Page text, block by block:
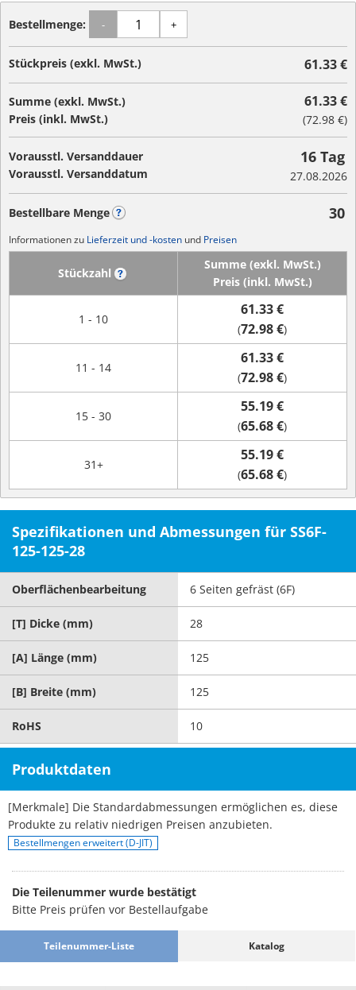
Bestellmenge: - +
Stückpreis (exkl. MwSt.) 61.33 €
Summe (exkl. MwSt.)
Preis (inkl. MwSt.)
61.33 €
(72.98 €)
Vorausstl. Versanddauer
Vorausstl. Versanddatum
16 Tag
27.08.2026
Bestellbare Menge 30
Informationen zu Lieferzeit und -kosten und Preisen
Stückzahl
Summe (exkl. MwSt.)
Preis (inkl. MwSt.)
1 - 10
61.33 €
(72.98 €)
11 - 14
61.33 €
(72.98 €)
15 - 30
55.19 €
(65.68 €)
31+
55.19 €
(65.68 €)
Spezifikationen und Abmessungen für SS6F-
125-125-28
Oberflächenbearbeitung 6 Seiten gefräst (6F)
[T] Dicke (mm) 28
[A] Länge (mm) 125
[B] Breite (mm) 125
RoHS 10
Produktdaten
[Merkmale] Die Standardabmessungen ermöglichen es, diese
Produkte zu relativ niedrigen Preisen anzubieten.
Bestellmengen erweitert (D-JIT)
Die Teilenummer wurde bestätigt
Bitte Preis prüfen vor Bestellaufgabe
Teilenummer-Liste Katalog